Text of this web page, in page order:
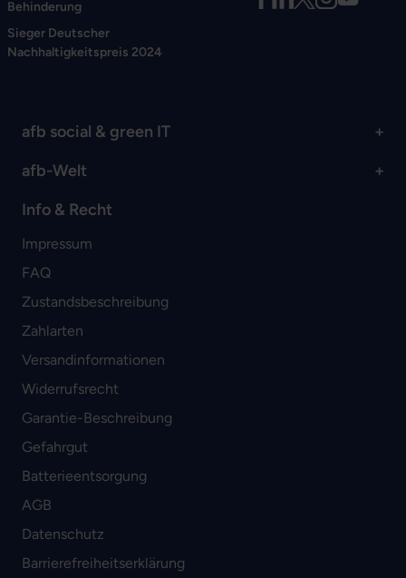
Behinderung
Sieger Deutscher
Nachhaltigkeitspreis 2024
afb social & green IT
afb-Welt
Info & Recht
Impressum
FAQ
Zustandsbeschreibung
Zahlarten
Versandinformationen
Widerrufsrecht
Garantie-Beschreibung
Gefahrgut
Batterieentsorgung
AGB
Datenschutz
Barrierefreiheitserklärung